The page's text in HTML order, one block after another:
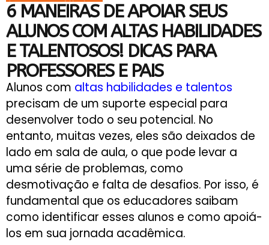
6 MANEIRAS DE APOIAR SEUS
ALUNOS COM ALTAS HABILIDADES
E TALENTOSOS! DICAS PARA
PROFESSORES E PAIS
Alunos com altas habilidades e talentos
precisam de um suporte especial para
desenvolver todo o seu potencial. No
entanto, muitas vezes, eles são deixados de
lado em sala de aula, o que pode levar a
uma série de problemas, como
desmotivação e falta de desafios. Por isso, é
fundamental que os educadores saibam
como identificar esses alunos e como apoiá-
los em sua jornada acadêmica.